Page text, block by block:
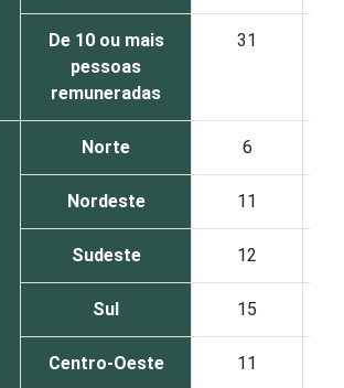
De 10 ou mais
pessoas
remuneradas
31
Norte 6
Nordeste 11
Sudeste 12
Sul 15
Centro-Oeste 11